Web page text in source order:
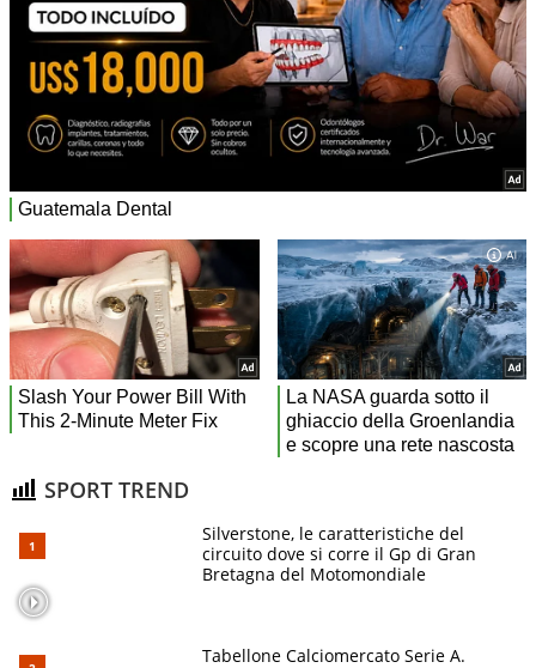
SPORT TREND
Silverstone, le caratteristiche del
circuito dove si corre il Gp di Gran
Bretagna del Motomondiale
Tabellone Calciomercato Serie A.